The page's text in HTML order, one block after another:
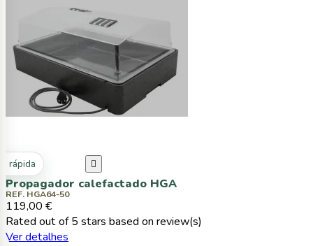
rápida 
Propagador calefactado HGA
REF. HGA64-50
119,00 €
Rated out of 5 stars based on review(s)
Ver detalhes